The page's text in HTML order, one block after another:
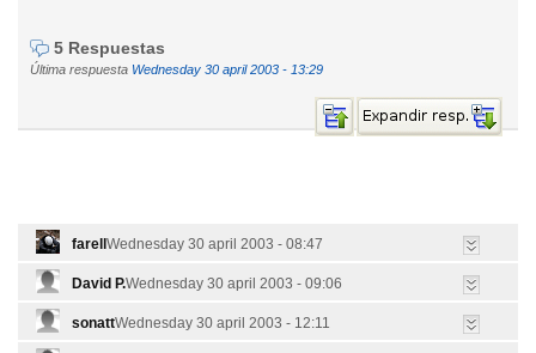
5 Respuestas
Última respuesta Wednesday 30 april 2003 - 13:29
farell Wednesday 30 april 2003 - 08:47
David P.Wednesday 30 april 2003 - 09:06
sonattWednesday 30 april 2003 - 12:11